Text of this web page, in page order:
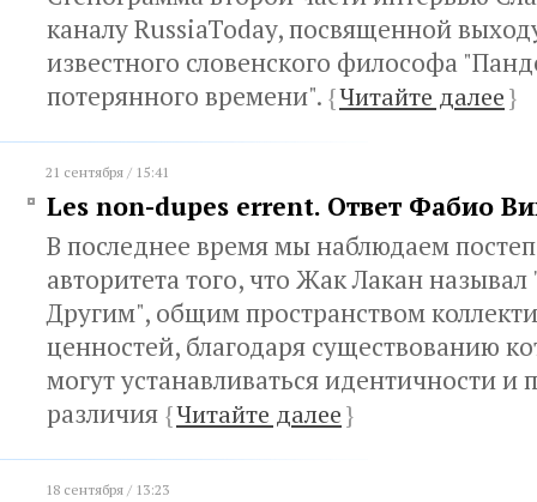
каналу RussiaToday, посвященной
известного словенского философа
потерянного времени". {Читайте далее}
21 сентября / 15:41
Les non-dupes errent. Ответ Фабио
В последнее время мы наблюдаем
авторитета того, что Жак Лакан
Другим", общим пространством
ценностей, благодаря существованию
могут устанавливаться идентичности и
различия {Читайте далее}
18 сентября / 13:23